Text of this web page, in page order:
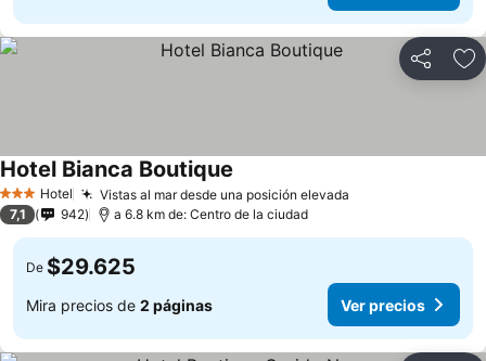
Compartir
3 Estrellas
Hotel Vistas al mar desde una posición elevada
Hotel Bianca Boutique
7,1 942 a 6.8 km de: Centro de la ciudad
De $29.625
Mira precios de 2 páginas Ver precios